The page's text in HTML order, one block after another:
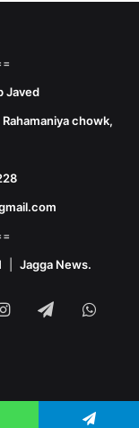
Javed
chowk,
| Jagga News.
Instagram
Telegram